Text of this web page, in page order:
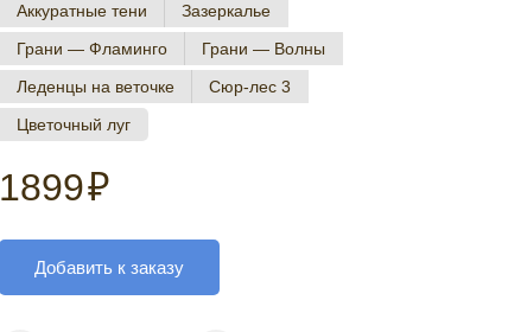
Аккуратные тени
Зазеркалье
Грани — Фламинго
Грани — Волны
Леденцы на веточке
Сюр-лес 3
Цветочный луг
1899₽
Добавить к заказу